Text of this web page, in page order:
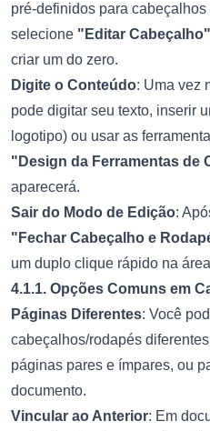
pré-definidos para
selecione "Editar Cabeçalho"
criar um do zero.
Digite o Conteúdo: Uma vez
pode digitar seu texto, inserir
logotipo) ou usar as
"Design da Ferramentas de
aparecerá.
Sair do Modo de Edição:
"Fechar Cabeçalho e
um duplo clique rápido na
4.1.1. Opções Comuns em
Páginas Diferentes: Você
cabeçalhos/rodapés
páginas pares e ímpares, ou
documento.
Vincular ao Anterior: Em